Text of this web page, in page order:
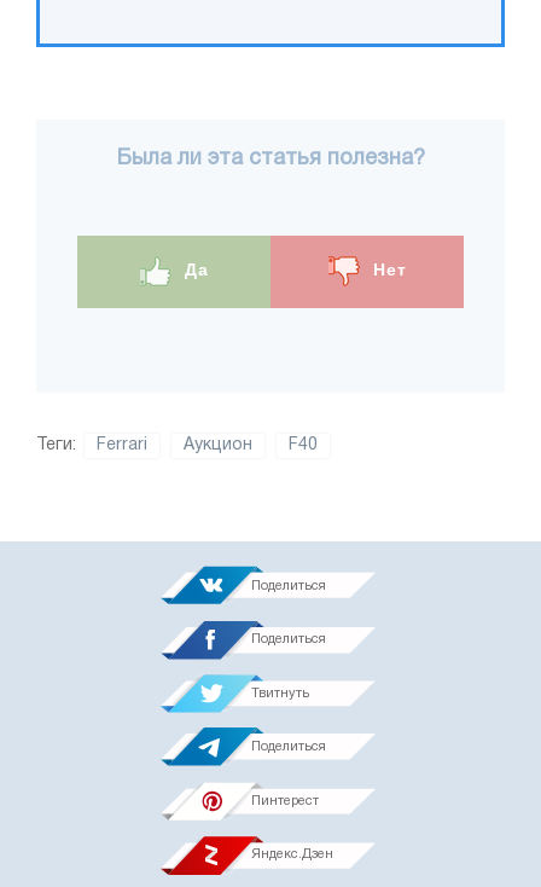
Была ли эта статья полезна?
Да Нет
Теги: Ferrari Аукцион F40
Поделиться
Поделиться
Твитнуть
Поделиться
Пинтерест
Яндекс.Дзен